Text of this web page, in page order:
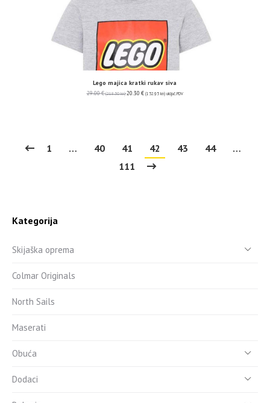
Lego majica kratki rukav siva
29.00€ (218.50 kn) 20.30 € (152.95 kn) uključ. PDV
1 … 40 41 42 43 44
…
111
Kategorija
Skijaška oprema
Colmar Originals
North Sails
Maserati
Obuća
Dodaci